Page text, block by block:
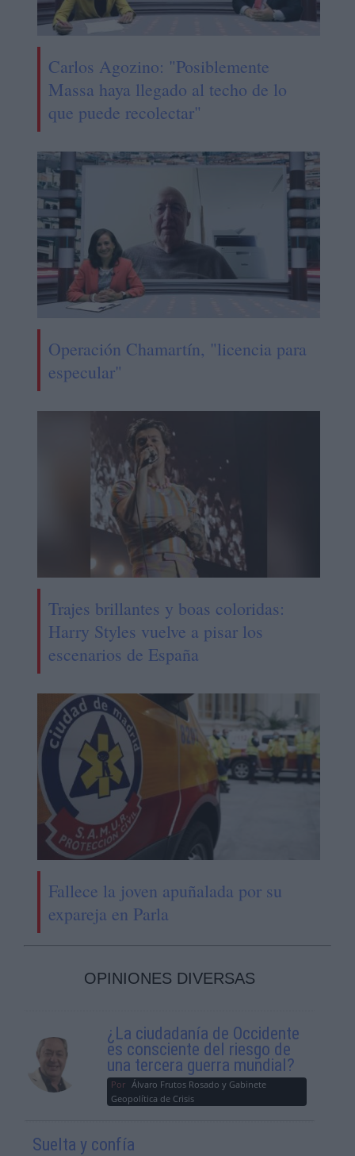
Carlos Agozino: "Posiblemente
Massa haya llegado al techo de lo
que puede recolectar"
Operación Chamartín, "licencia para
especular"
Trajes brillantes y boas coloridas:
Harry Styles vuelve a pisar los
escenarios de España
Fallece la joven apuñalada por su
expareja en Parla
OPINIONES DIVERSAS
¿La ciudadanía de Occidente
es consciente del riesgo de
una tercera guerra mundial?
Por Álvaro Frutos Rosado y Gabinete
Geopolítica de Crisis
Suelta y confía